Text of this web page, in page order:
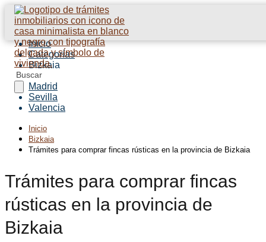
Inicio
Categorías
Bizkaia
Barcelona
Madrid
Sevilla
Valencia
Inicio
Bizkaia
Trámites para comprar fincas rústicas en la provincia de Bizkaia
Trámites para comprar fincas
rústicas en la provincia de
Bizkaia